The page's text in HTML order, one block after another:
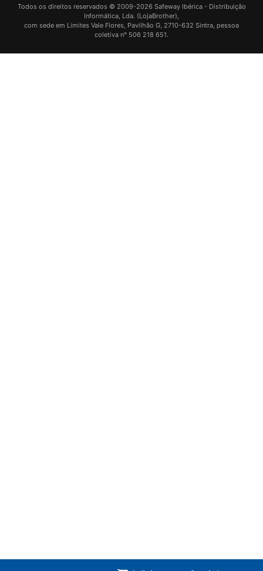
Todos os direitos reservados © 2009-2026 Safeway Ibérica - Distribuição
Informática, Lda. (LojaBrother),
com sede em Limites Vale Flores, Pavilhão G, 2710-632 Sintra, pessoa
coletiva n° 506 218 651.